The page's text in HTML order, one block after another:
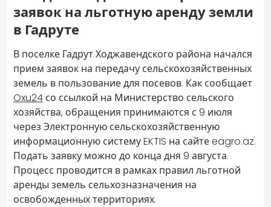
заявок на льготную аренду земли
в Гадруте
В поселке Гадрут Ходжавендского района начался
прием заявок на передачу сельскохозяйственных
земель в пользование для посевов. Как сообщает
Oxu24 со ссылкой на Министерство сельского
хозяйства, обращения принимаются с 9 июля
через Электронную сельскохозяйственную
информационную систему EKTIS на сайте eagro.az.
Подать заявку можно до конца дня 9 августа.
Процесс проводится в рамках правил льготной
аренды земель сельхозназначения на
освобожденных территориях.